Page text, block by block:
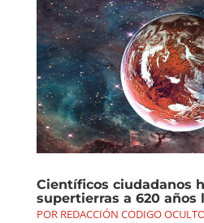
Científicos ciudadanos
supertierras a 620 años
POR REDACCIÓN CODIGO